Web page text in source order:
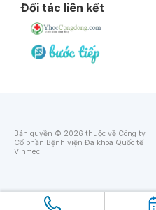
Đối tác liên kết
Bản quyền © 2026 thuộc về Công ty
Cổ phần Bệnh viện Đa khoa Quốc tế
Vinmec